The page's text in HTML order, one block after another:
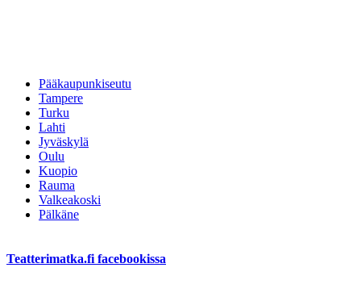
Pääkaupunkiseutu
Tampere
Turku
Lahti
Jyväskylä
Oulu
Kuopio
Rauma
Valkeakoski
Pälkäne
Teatterimatka.fi facebookissa